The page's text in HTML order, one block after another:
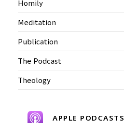
Homily
Meditation
Publication
The Podcast
Theology
APPLE PODCASTS